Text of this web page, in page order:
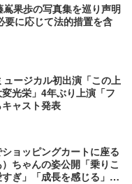
果歩の写真集を巡り声明
要に応じて法的措置を含
ージカル初出演「この上
光栄」4年ぶり上演「フ
ャスト発表
ョッピングカートに座る
ちゃんの姿公開「乗りこ
ぎ」「成長を感じる」の